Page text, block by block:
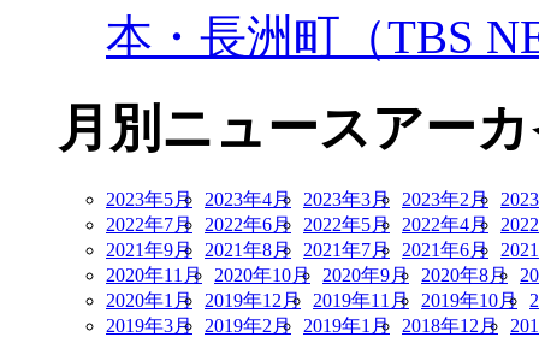
本・長洲町（TBS
月別ニュースアー
2023年5月 2023年4月 2023年3月 2023年2月
2022年7月
2022年6月 2022年5月 2022年4月
2021年9月
2021年8月 2021年7月 2021年6月
2020年11月
2020年10月 2020年9月 2020年8月
2020年1月
2019年12月 2019年11月 2019年10月
2019年3月
2019年2月 2019年1月 2018年12月